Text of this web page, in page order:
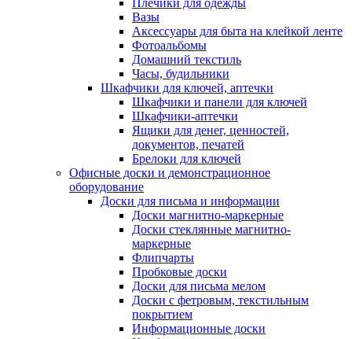
Плечики для одежды
Вазы
Аксессуары для быта на клейкой ленте
Фотоальбомы
Домашний текстиль
Часы, будильники
Шкафчики для ключей, аптечки
Шкафчики и панели для ключей
Шкафчики-аптечки
Ящики для денег, ценностей,
документов, печатей
Брелоки для ключей
Офисные доски и демонстрационное
оборудование
Доски для письма и информации
Доски магнитно-маркерные
Доски стеклянные магнитно-
маркерные
Флипчарты
Пробковые доски
Доски для письма мелом
Доски с фетровым, текстильным
покрытием
Информационные доски